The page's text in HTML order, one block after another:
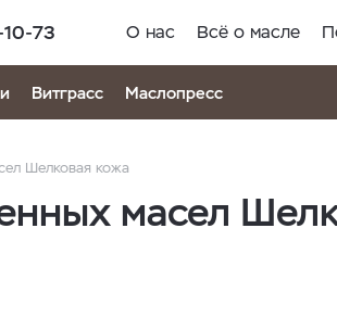
73 О нас Всё о масле
Витграсс Маслопресс
Шелковая кожа
масел